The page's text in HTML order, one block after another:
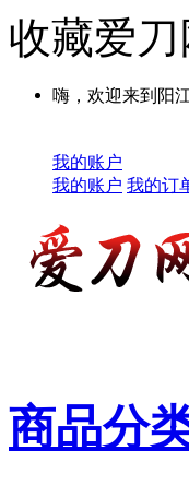
收藏爱刀
嗨，欢迎来到阳
我的账户
我的账户 我的订
商品分